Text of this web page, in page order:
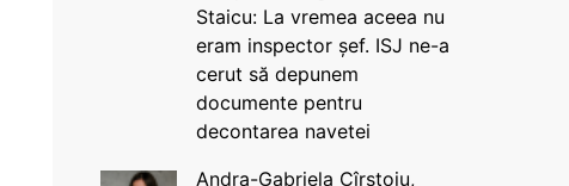
Staicu: La vremea aceea nu
eram inspector șef. ISJ ne-a
cerut să depunem
documente pentru
decontarea navetei
Andra-Gabriela Cîrstoiu,